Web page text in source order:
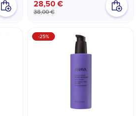
28,50 €
38,00 €
-25%